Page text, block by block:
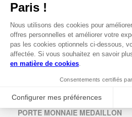
PORTE MONNAIE MEDAILLON